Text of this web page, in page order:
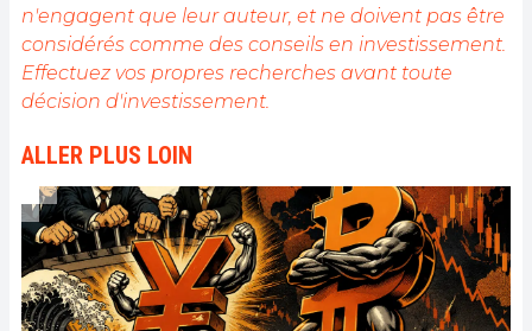
n'engagent que leur auteur, et ne doivent pas être
considérés comme des conseils en investissement.
Effectuez vos propres recherches avant toute
décision d'investissement.
ALLER PLUS LOIN